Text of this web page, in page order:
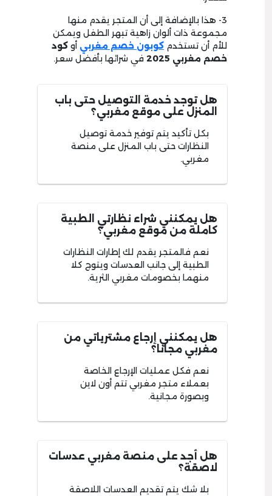
3- هذا بالإضافة إلى أن المتجر يقدم منها
مجموعة ذات ألوان زاهية تبهر الطفل ويمكن
للأم أن تستخدم كوبون خصم مغربي أو كود
خصم مغربي 2025
في شرائها بأفضل سعر.
هل توجد خدمة التوصيل حتى باب
المنزل على موقع مغربي؟
بكل تأكيد يتم توفير خدمة توصيل
النظارات حتى باب المنزل على منصة
مغربي.
هل يمكنني شراء نظارتي الطبية
كاملة من موقع مغربي؟
نعم فالمتجر يقدم لك إطارات النظارات
الطبية إلى جانب العدسات ويتوج كلا
منهما بخصومات مغربي الثرية.
هل يمكنني إرجاع مشترياتي من
مغربي مجانا؟
نعم فكل عمليات الإرجاع الخاصة
بعملاء متجر مغربي تتم أون لاين
وبصورة مجانية.
هل أجد على منصة مغربي عدسات
لاصقة؟
بلا شك يتم تقديم العدسات اللاصقة